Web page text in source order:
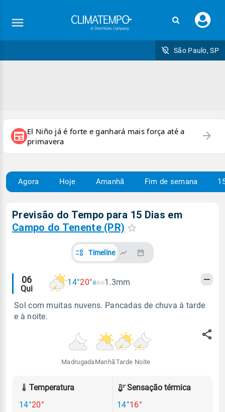
seu
São Paulo, SP
newspaper El Niño já é forte e ganhará mais força até a
primavera
arrow_forward
Agora Hoje Amanhã Fim de semana
Previsão do Tempo para 15 Dias em
Campo do Tenente (PR)
Timeline
Alertas
meteorológicos
06
Qui
14°20° 1.3mm
Sol com muitas nuvens. Pancadas de chuva à tarde
e à noite.
Madrugada Manhã Tarde Noite
Temperatura
14°20°
Sensação térmica
14°16°